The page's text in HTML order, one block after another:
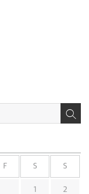
F S S
1 2